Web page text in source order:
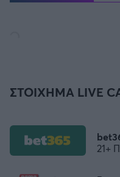
ΣΤΟΙΧΗΜΑ LIVE
21+